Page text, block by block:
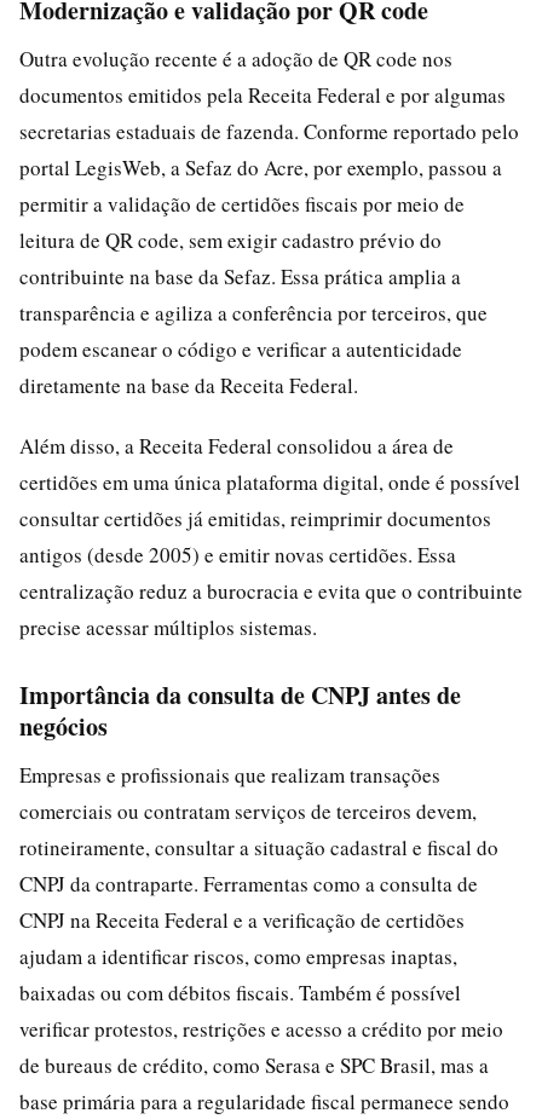
Modernização e validação por QR code
Outra evolução recente é a adoção de QR code nos
documentos emitidos pela Receita Federal e por algumas
secretarias estaduais de fazenda. Conforme reportado pelo
portal LegisWeb, a Sefaz do Acre, por exemplo, passou a
permitir a validação de certidões fiscais por meio de
leitura de QR code, sem exigir cadastro prévio do
contribuinte na base da Sefaz. Essa prática amplia a
transparência e agiliza a conferência por terceiros, que
podem escanear o código e verificar a autenticidade
diretamente na base da Receita Federal.
Além disso, a Receita Federal consolidou a área de
certidões em uma única plataforma digital, onde é possível
consultar certidões já emitidas, reimprimir documentos
antigos (desde 2005) e emitir novas certidões. Essa
centralização reduz a burocracia e evita que o contribuinte
precise acessar múltiplos sistemas.
Importância da consulta de CNPJ antes de
negócios
Empresas e profissionais que realizam transações
comerciais ou contratam serviços de terceiros devem,
rotineiramente, consultar a situação cadastral e fiscal do
CNPJ da contraparte. Ferramentas como a consulta de
CNPJ na Receita Federal e a verificação de certidões
ajudam a identificar riscos, como empresas inaptas,
baixadas ou com débitos fiscais. Também é possível
verificar protestos, restrições e acesso a crédito por meio
de bureaus de crédito, como Serasa e SPC Brasil, mas a
base primária para a regularidade fiscal permanece sendo